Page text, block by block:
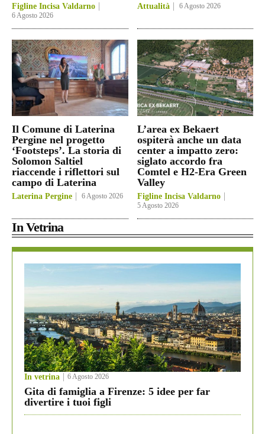
Figline Incisa Valdarno
6 Agosto 2026
Attualità 6 Agosto 2026
Il Comune di Laterina
Pergine nel progetto
‘Footsteps’. La storia di
Solomon Saltiel
riaccende i riflettori sul
campo di Laterina
Laterina Pergine 6 Agosto 2026
L’area ex Bekaert
ospiterà anche un data
center a impatto zero:
siglato accordo fra
Comtel e H2-Era Green
Valley
Figline Incisa Valdarno
5 Agosto 2026
In Vetrina
In vetrina 6 Agosto 2026
Gita di famiglia a Firenze: 5 idee per far
divertire i tuoi figli